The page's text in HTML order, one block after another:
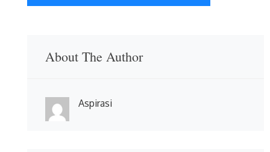
About The Author
Aspirasi